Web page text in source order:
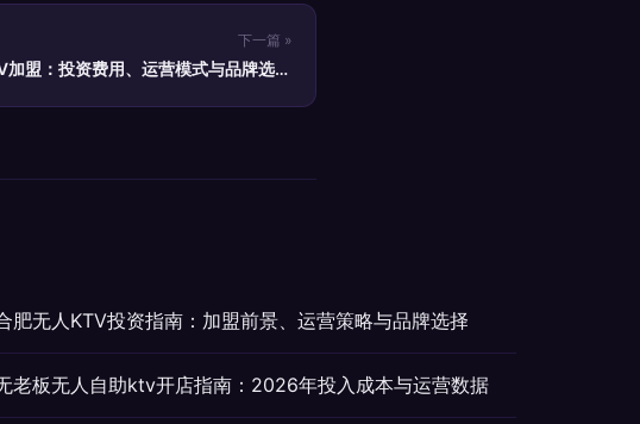
下一篇 »
加盟：投资费用、运营模式与品牌选择
肥无人KTV投资指南：加盟前景、运营策略与品牌选择
老板无人自助ktv开店指南：2026年投入成本与运营数据